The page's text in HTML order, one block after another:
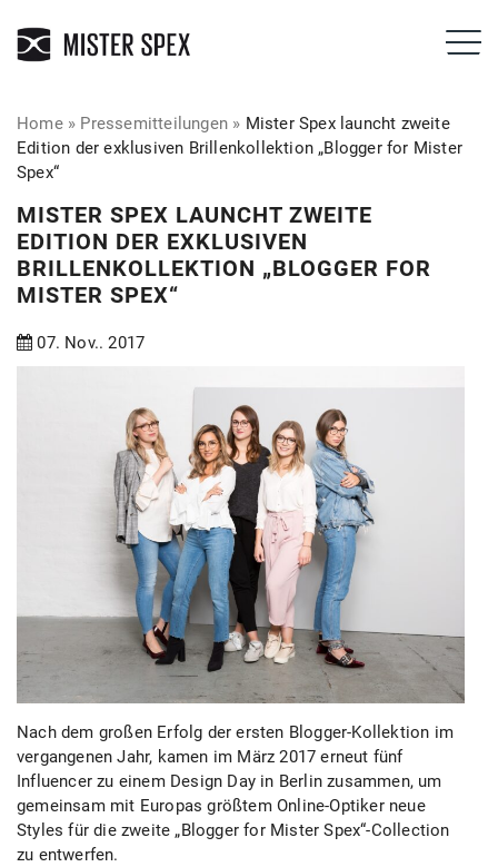
Home» Pressemitteilungen » Mister Spex launcht zweite
Edition der exklusiven Brillenkollektion „Blogger for Mister
Spex“
MISTER SPEX LAUNCHT ZWEITE
EDITION DER EXKLUSIVEN
BRILLENKOLLEKTION „BLOGGER FOR
MISTER SPEX“
07. Nov.. 2017
Nach dem großen Erfolg der ersten Blogger-Kollektion im
vergangenen Jahr, kamen im März 2017 erneut fünf
Influencer zu einem Design Day in Berlin zusammen, um
gemeinsam mit Europas größtem Online-Optiker neue
Styles für die zweite „Blogger for Mister Spex“-Collection
zu entwerfen.